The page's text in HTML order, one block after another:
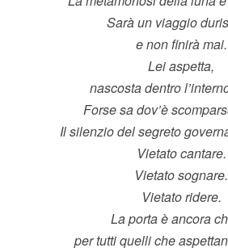
Sarà un viaggio
e non finirà mai.
Lei aspetta,
nascosta dentro
Forse sa dov’è
Il silenzio del segreto
Vietato cantare.
Vietato sognare.
Vietato ridere.
La porta è ancora
per tutti quelli che